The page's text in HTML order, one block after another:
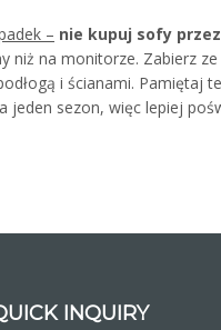
– nie kupuj sofy
niż na monitorze. Zabierz
i ścianami.
sezon, więc lepiej
INQUIRY